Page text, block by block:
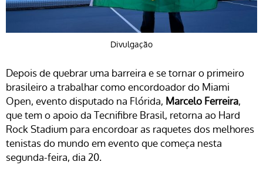
Divulgação
Depois de quebrar uma barreira e se tornar o primeiro
brasileiro a trabalhar como encordoador do Miami
Open, evento disputado na Flórida, Marcelo Ferreira,
que tem o apoio da Tecnifibre Brasil, retorna ao Hard
Rock Stadium para encordoar as raquetes dos melhores
tenistas do mundo em evento que começa nesta
segunda-feira, dia 20.